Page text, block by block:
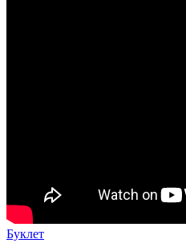
Буклет